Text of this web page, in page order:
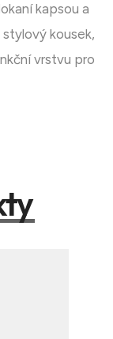
kapsou a
kousek,
vrstvu pro